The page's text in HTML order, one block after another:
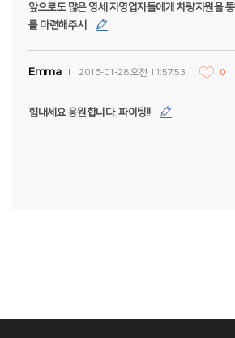
앞으로도 많은 영세 자영업자들에게 차량지원을 통
를 마련해주시
Emma 2016-01-28 오전 11:57:53 0
힘내세요 응원합니다. 파이팅!!